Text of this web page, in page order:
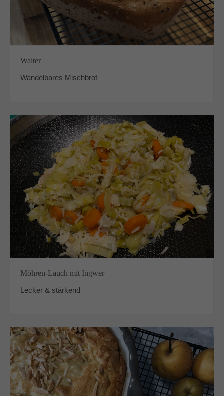
Walter
Wandelbares Mischbrot
Möhren-Lauch mit Ingwer
Lecker & stärkend